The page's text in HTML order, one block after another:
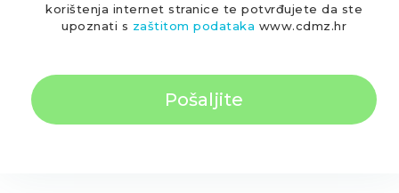
korištenja internet stranice te potvrđujete da ste
upoznati s zaštitom podataka www.cdmz.hr